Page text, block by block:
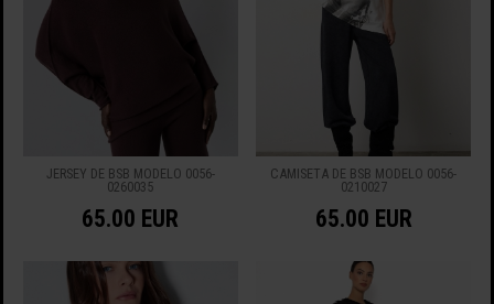
JERSEY DE BSB MODELO 0056-
0260035
65.00 EUR
CAMISETA DE BSB MODELO 0056-
0210027
65.00 EUR